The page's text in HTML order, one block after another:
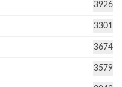
3926
3301
3674
3579